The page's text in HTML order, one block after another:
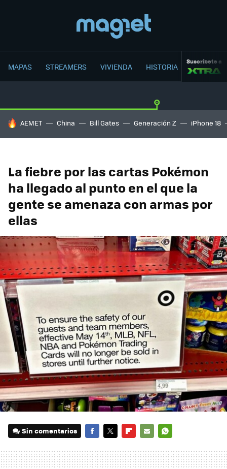
MAPAS STREAMERS VIVIENDA HISTORIA Suscríbete a
HOY SE HABLA DE
AEMET China Bill Gates Generación Z iPhone 18
La fiebre por las cartas Pokémon
ha llegado al punto en el que la
gente se amenaza con armas por
ellas
Sin comentarios
MAIL